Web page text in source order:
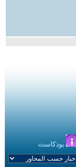
بودكاست